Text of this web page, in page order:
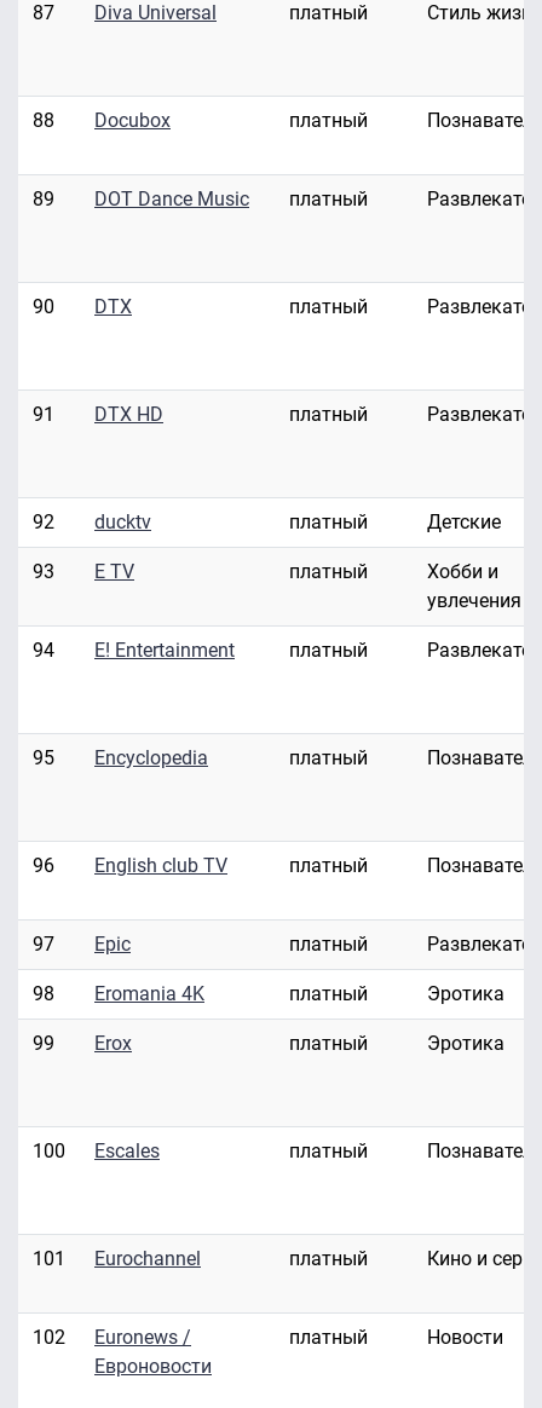
87 Diva Universal платный Стиль жизни
88 Docubox платный
89 DOT Dance Music платный
90 DTX платный
91 DTX HD платный
92 ducktv платный Детские
93 E TV платный
Хобби и
увлечения
94 E! Entertainment платный
95 Encyclopedia платный
96 English club TV платный
97 Epic платный
98 Eromania 4K платный Эротика
99 Erox платный Эротика
100 Escales платный
101 Eurochannel платный Кино и
102
Euronews /
Евроновости
платный Новости